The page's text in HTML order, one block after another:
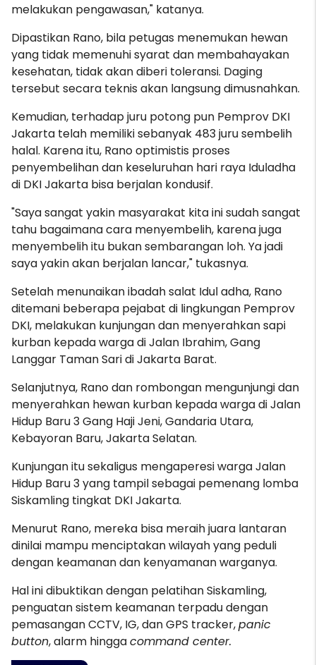
melakukan pengawasan," katanya.
Dipastikan Rano, bila petugas menemukan hewan
yang tidak memenuhi syarat dan membahayakan
kesehatan, tidak akan diberi toleransi. Daging
tersebut secara teknis akan langsung dimusnahkan.
Kemudian, terhadap juru potong pun Pemprov DKI
Jakarta telah memiliki sebanyak 483 juru sembelih
halal. Karena itu, Rano optimistis proses
penyembelihan dan keseluruhan hari raya Iduladha
di DKI Jakarta bisa berjalan kondusif.
"Saya sangat yakin masyarakat kita ini sudah sangat
tahu bagaimana cara menyembelih, karena juga
menyembelih itu bukan sembarangan loh. Ya jadi
saya yakin akan berjalan lancar," tukasnya.
Setelah menunaikan ibadah salat Idul adha, Rano
ditemani beberapa pejabat di lingkungan Pemprov
DKI, melakukan kunjungan dan menyerahkan sapi
kurban kepada warga di Jalan Ibrahim, Gang
Langgar Taman Sari di Jakarta Barat.
Selanjutnya, Rano dan rombongan mengunjungi dan
menyerahkan hewan kurban kepada warga di Jalan
Hidup Baru 3 Gang Haji Jeni, Gandaria Utara,
Kebayoran Baru, Jakarta Selatan.
Kunjungan itu sekaligus mengaperesi warga Jalan
Hidup Baru 3 yang tampil sebagai pemenang lomba
Siskamling tingkat DKI Jakarta.
Menurut Rano, mereka bisa meraih juara lantaran
dinilai mampu menciptakan wilayah yang peduli
dengan keamanan dan kenyamanan warganya.
Hal ini dibuktikan dengan pelatihan Siskamling,
penguatan sistem keamanan terpadu dengan
pemasangan CCTV, IG, dan GPS tracker,panic
button, alarm hinggacommand center.